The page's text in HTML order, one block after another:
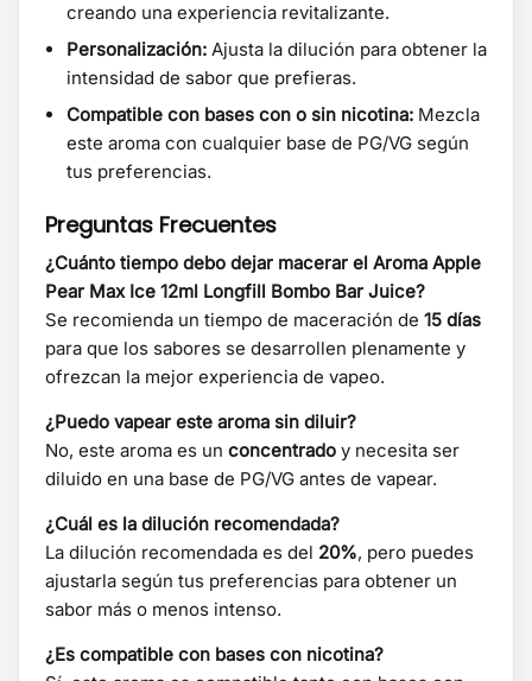
creando una experiencia revitalizante.
Personalización: Ajusta la dilución para obtener la
intensidad de sabor que prefieras.
Compatible con bases con o sin nicotina: Mezcla
este aroma con cualquier base de PG/VG según
tus preferencias.
Preguntas Frecuentes
¿Cuánto tiempo debo dejar macerar el Aroma Apple
Pear Max Ice 12ml Longfill Bombo Bar Juice?
Se recomienda un tiempo de maceración de 15 días
para que los sabores se desarrollen plenamente y
ofrezcan la mejor experiencia de vapeo.
¿Puedo vapear este aroma sin diluir?
No, este aroma es un concentrado y necesita ser
diluido en una base de PG/VG antes de vapear.
¿Cuál es la dilución recomendada?
La dilución recomendada es del 20%, pero puedes
ajustarla según tus preferencias para obtener un
sabor más o menos intenso.
¿Es compatible con bases con nicotina?